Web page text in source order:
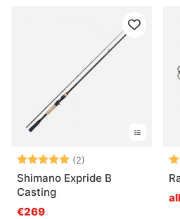
Arvio: (2)
5.0 5:sta tähdestä
Shimano Expride B
Casting
€269